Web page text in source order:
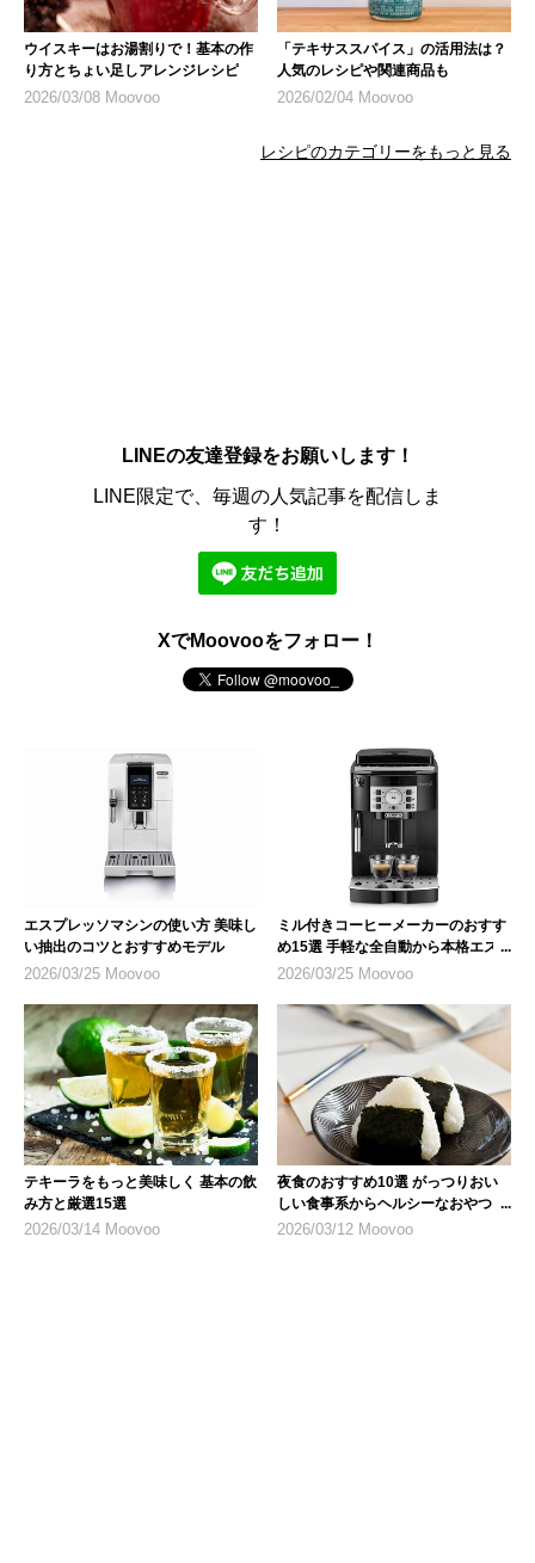
ウイスキーはお湯割りで！基本の作
り方とちょい足しアレンジレシピ
2026/03/08 Moovoo
「テキサススパイス」の活用法は？
人気のレシピや関連商品も
2026/02/04 Moovoo
レシピのカテゴリーをもっと見る
LINEの友達登録をお願いします！
LINE限定で、毎週の人気記事を配信しま
す！
XでMoovooをフォロー！
エスプレッソマシンの使い方 美味し
い抽出のコツとおすすめモデル
2026/03/25 Moovoo
ミル付きコーヒーメーカーのおすす
め15選 手軽な全自動から本格エス
プレッソまで
2026/03/25 Moovoo
テキーラをもっと美味しく 基本の飲
み方と厳選15選
2026/03/14 Moovoo
夜食のおすすめ10選 がっつりおい
しい食事系からヘルシーなおやつま
で
2026/03/12 Moovoo